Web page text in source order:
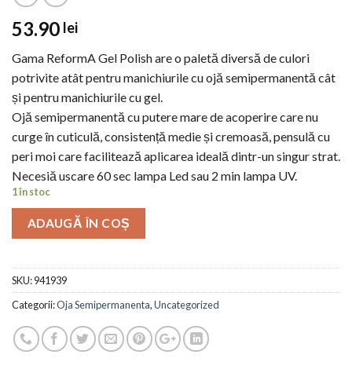
53.90 lei
Gama ReformA Gel Polish are o paletă diversă de culori
potrivite atât pentru manichiurile cu ojă semipermanentă cât
și pentru manichiurile cu gel.
Ojă semipermanentă cu putere mare de acoperire care nu
curge în cuticulă, consistență medie și cremoasă, pensulă cu
peri moi care facilitează aplicarea ideală dintr-un singur strat.
Necesiă uscare 60 sec lampa Led sau 2 min lampa UV.
1 în stoc
ADAUGĂ ÎN COȘ
SKU:941939
Categorii:Oja Semipermanenta,Uncategorized